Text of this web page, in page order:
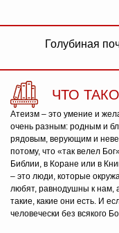
Голубиная
ЧТО
Атеизм – это умение и
очень разным: родным и
рядовым, верующим и
потому, что «так велел
Библии, в Коране или в
– это люди, которые
любят, равнодушны к нам,
такие, какие они есть. И
человечески без всякого